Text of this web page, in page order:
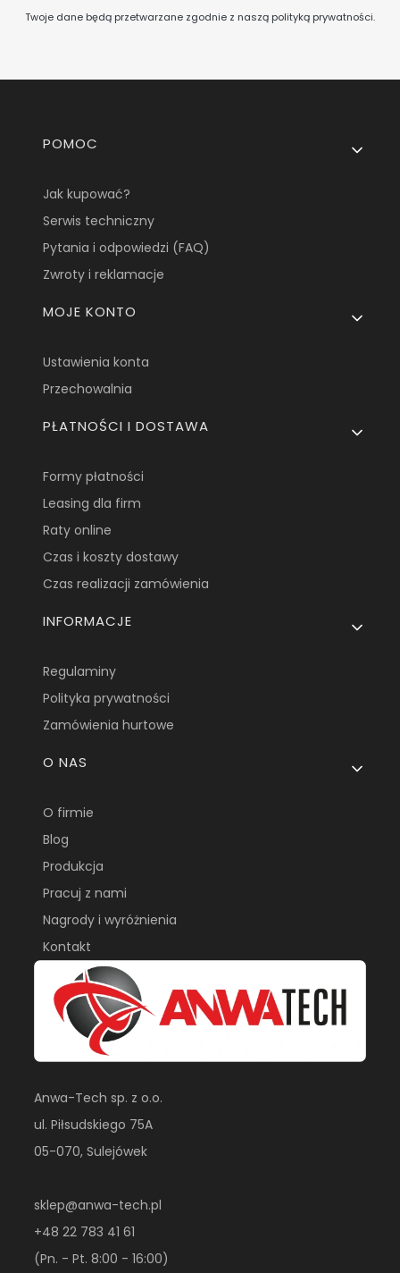
Twoje dane będą przetwarzane zgodnie z naszą polityką prywatności.
Linki w stopce
POMOC
Jak kupować?
Serwis techniczny
Pytania i odpowiedzi (FAQ)
Zwroty i reklamacje
MOJE KONTO
Ustawienia konta
Przechowalnia
PŁATNOŚCI I DOSTAWA
Formy płatności
Leasing dla firm
Raty online
Czas i koszty dostawy
Czas realizacji zamówienia
INFORMACJE
Regulaminy
Polityka prywatności
Zamówienia hurtowe
O NAS
O firmie
Blog
Produkcja
Pracuj z nami
Nagrody i wyróżnienia
Kontakt
Anwa-Tech sp. z o.o.
ul. Piłsudskiego 75A
05-070, Sulejówek
sklep@anwa-tech.pl
+48 22 783 41 61
(Pn. - Pt. 8:00 - 16:00)